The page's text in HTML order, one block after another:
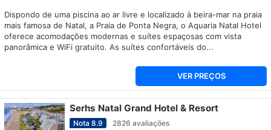
Dispondo de uma piscina ao ar livre e localizado à beira-mar na praia
mais famosa de Natal, a Praia de Ponta Negra, o Aquaria Natal Hotel
oferece acomodações modernas e suítes espaçosas com vista
panorâmica e WiFi gratuito. As suítes confortáveis do...
VER PREÇOS
Serhs Natal Grand Hotel & Resort
Nota 8.9 2826 avaliações